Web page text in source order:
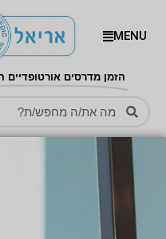
MENU
הזמן מדרסים